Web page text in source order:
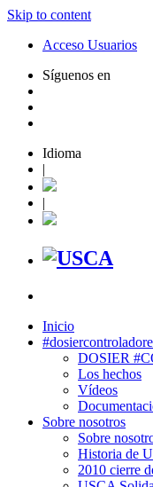
Skip to content
Acceso Usuarios
Síguenos en
Idioma
|
|
Inicio
DOSIER
Los hechos
Vídeos
Sobre nosotros
Sobre
Historia de
2010 cierre